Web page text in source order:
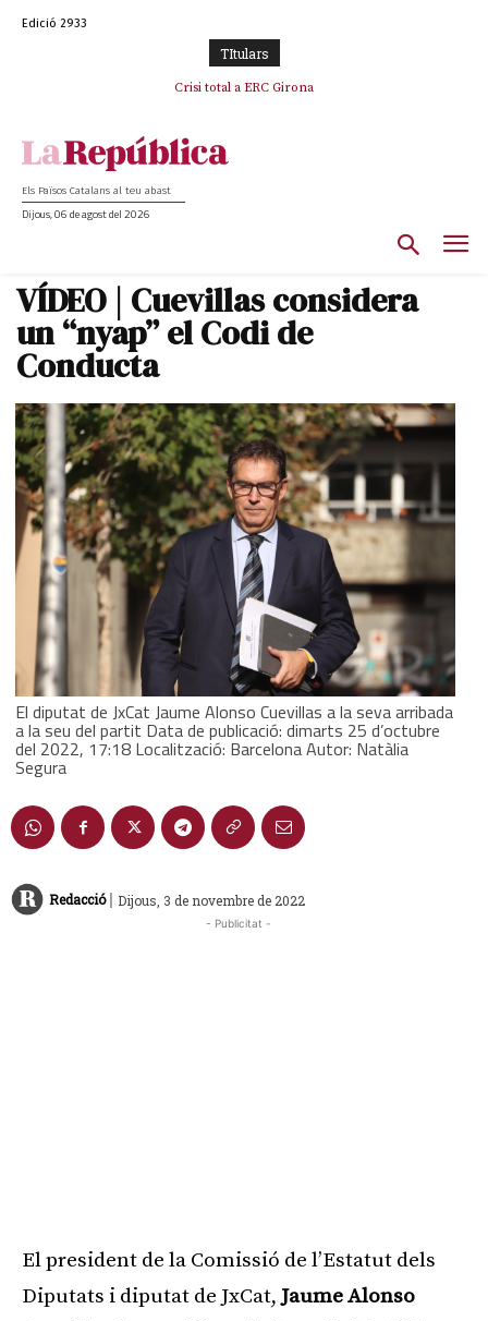
Edició 2933
TItulars
Crisi total a ERC Girona
L’abandonament de les seleccions catalanes per part de la UFEC
Els Països Catalans al teu abast
Dijous, 06 de agost del 2026
VÍDEO | Cuevillas considera
un “nyap” el Codi de
Conducta
El diputat de JxCat Jaume Alonso Cuevillas a la seva arribada
a la seu del partit Data de publicació: dimarts 25 d’octubre
del 2022, 17:18 Localització: Barcelona Autor: Natàlia
Segura
Redacció | Dijous, 3 de novembre de 2022
- Publicitat -
El president de la Comissió de l’Estatut dels
Diputats i diputat de JxCat,Jaume Alonso